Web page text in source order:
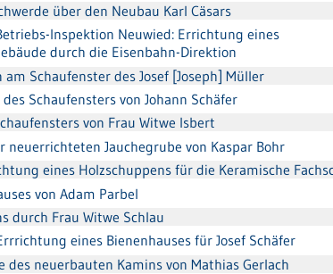
über den Neubau Karl Cäsars
Inspektion Neuwied: Errichtung eines
durch die Eisenbahn-Direktion
Schaufenster des Josef [Joseph] Müller
Schaufensters von Johann Schäfer
von Frau Witwe Isbert
neuerrichteten Jauchegrube von Kaspar Bohr
eines Holzschuppens für die Keramische
von Adam Parbel
durch Frau Witwe Schlau
eines Bienenhauses für Josef Schäfer
des neuerbauten Kamins von Mathias Gerlach